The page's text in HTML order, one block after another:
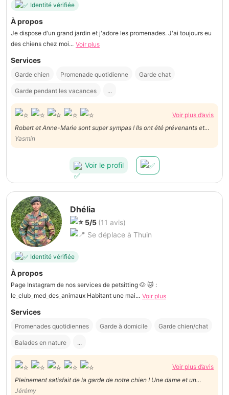
Identité vérifiée
À propos
Je dispose d'un grand jardin et j'adore les promenades. J'ai toujours eu
des chiens chez moi... Voir plus
Services
Garde chien Promenade quotidienne Garde chat
Garde pendant les vacances ...
Voir plus d’avis
Robert et Anne-Marie sont super sympas ! Ils ont été prévenants et
attentifs aux besoins de notre loulou ! Nous avons pu partir en week-
end l'esprit tranquille, ce fut un plaisir de faire appel à eux.
Yasmin
Voir le profil
Dhélia
5/5 (11 avis)
Se déplace à Thuin
Identité vérifiée
À propos
Page Instagram de nos services de petsitting 🐶 🐱 :
le_club_med_des_animaux Habitant une mai... Voir plus
Services
Promenades quotidiennes Garde à domicile Garde chien/chat
Balades en nature ...
Voir plus d’avis
Pleinement satisfait de la garde de notre chien ! Une dame et un
entourage dévoués à votre animal et à son bien-être. Beaucoup
Jérémy